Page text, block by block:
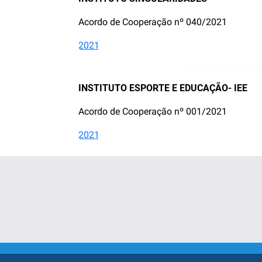
Acordo de Cooperação nº 040/2021
2021
INSTITUTO ESPORTE E EDUCAÇÃO- IEE
Acordo de Cooperação nº 001/2021
2021